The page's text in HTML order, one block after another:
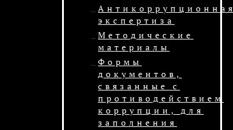
Антикоррупционная
экспертиза
Методические
материалы
Формы
документов,
связанные с
противодействием
коррупции, для
заполнения